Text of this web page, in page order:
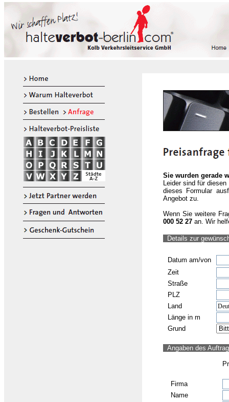
Sie wurden gerade
Leider sind für
dieses Formular
Angebot zu.
Wenn Sie weitere
000 52 27an. Wir
Details zur
Datum am/von
Zeit
Straße
PLZ
Land
Länge in m
Grund
Angaben des
Firma
Name